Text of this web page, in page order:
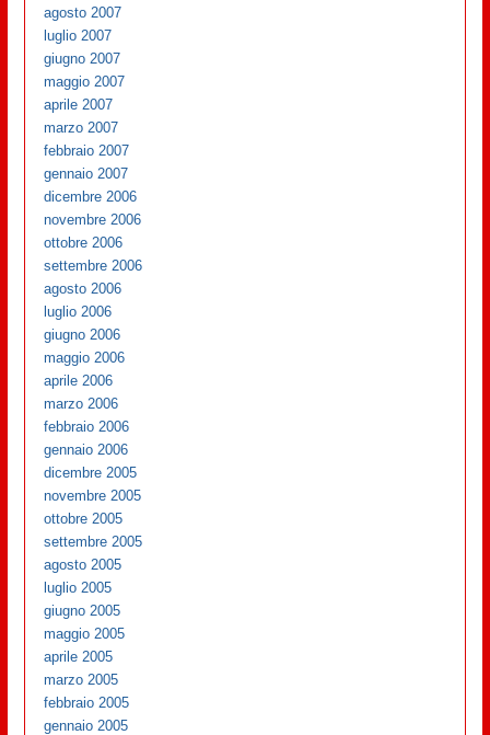
agosto 2007
luglio 2007
giugno 2007
maggio 2007
aprile 2007
marzo 2007
febbraio 2007
gennaio 2007
dicembre 2006
novembre 2006
ottobre 2006
settembre 2006
agosto 2006
luglio 2006
giugno 2006
maggio 2006
aprile 2006
marzo 2006
febbraio 2006
gennaio 2006
dicembre 2005
novembre 2005
ottobre 2005
settembre 2005
agosto 2005
luglio 2005
giugno 2005
maggio 2005
aprile 2005
marzo 2005
febbraio 2005
gennaio 2005